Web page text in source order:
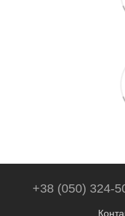
+38 (050) 324-